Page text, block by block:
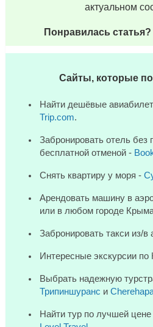
актуальном
Понравилась
Сайты, которые
Найти дешёвые
Trip.com.
Забронировать отель без
бесплатной отменой -
Снять квартиру у моря -
Арендовать машину в
или в любом городе
Забронировать такси из/в
Интересные экскурсии
Выбрать надежную
Трипиншуранс и
Найти тур по лучшей цене